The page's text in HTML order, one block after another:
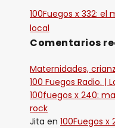
100Fuegos x 332:
local
Comentarios
Maternidades,
100 Fuegos Radio. |
100fuegos x 240:
rock
Jita en 100Fuegos x